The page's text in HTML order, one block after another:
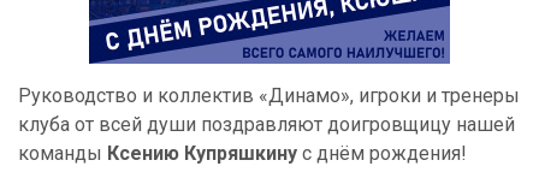
Руководство и коллектив «Динамо», игроки и тренеры
клуба от всей души поздравляют доигровщицу нашей
команды Ксению Купряшкину с днём рождения!